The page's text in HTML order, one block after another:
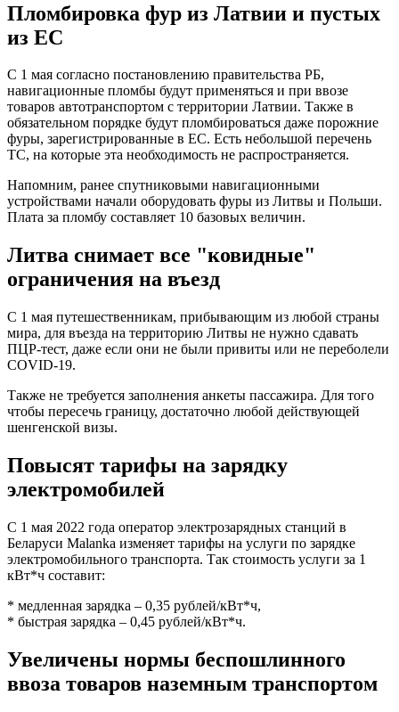
Пломбировка фур из Латвии и пустых
из ЕС
С 1 мая согласно постановлению правительства РБ,
навигационные пломбы будут применяться и при ввозе
товаров автотранспортом с территории Латвии. Также в
обязательном порядке будут пломбироваться даже порожние
фуры, зарегистрированные в ЕС. Есть небольшой перечень
ТС, на которые эта необходимость не распространяется.
Напомним, ранее спутниковыми навигационными
устройствами начали оборудовать фуры из Литвы и Польши.
Плата за пломбу составляет 10 базовых величин.
Литва снимает все "ковидные"
ограничения на въезд
С 1 мая путешественникам, прибывающим из любой страны
мира, для въезда на территорию Литвы не нужно сдавать
ПЦР-тест, даже если они не были привиты или не переболели
COVID-19.
Также не требуется заполнения анкеты пассажира. Для того
чтобы пересечь границу, достаточно любой действующей
шенгенской визы.
Повысят тарифы на зарядку
электромобилей
C 1 мая 2022 года оператор электрозарядных станций в
Беларуси Malanka изменяет тарифы на услуги по зарядке
электромобильного транспорта. Так стоимость услуги за 1
кВт*ч составит:
* медленная зарядка – 0,35 рублей/кВт*ч,
* быстрая зарядка – 0,45 рублей/кВт*ч.
Увеличены нормы беспошлинного
ввоза товаров наземным транспортом